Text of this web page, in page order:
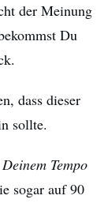
der Meinung
Du
dass dieser
sollte.
Deinem Tempo
sogar auf 90